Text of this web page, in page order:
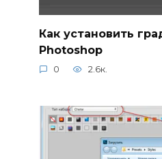
Как установить
Photoshop
0 2.6к.